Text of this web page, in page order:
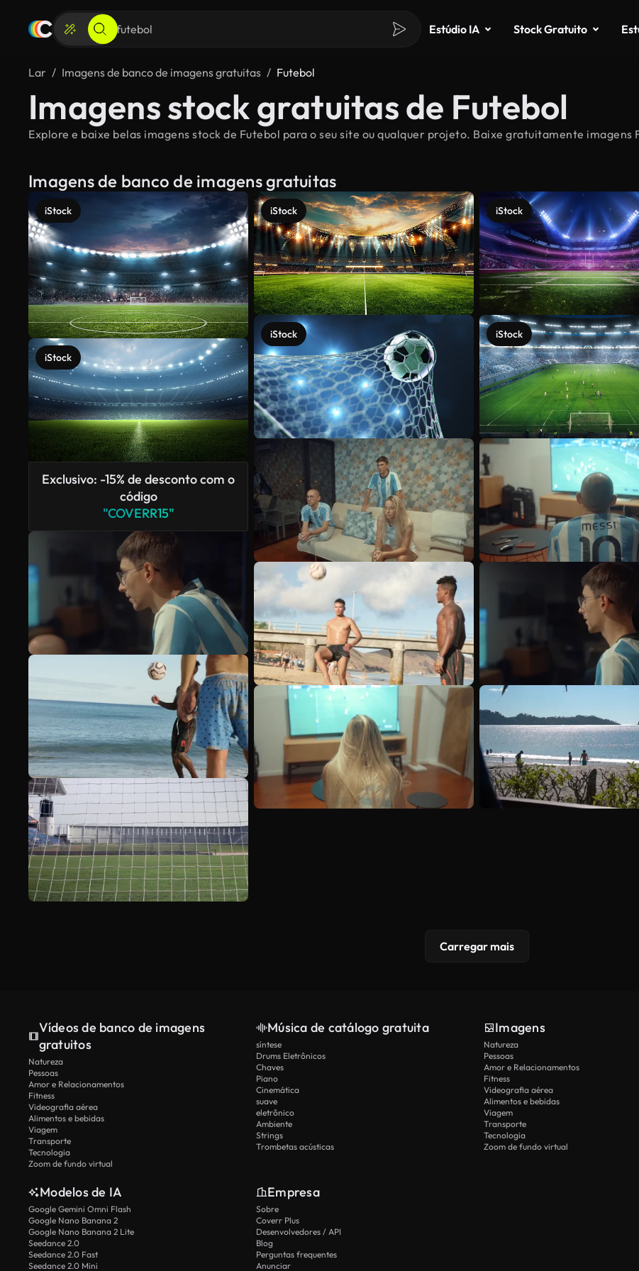
Estúdio IA Stock Gratuito
Lar Imagens de banco de imagens gratuitas Futebol
Imagens stock gratuitas de Futebol
Explore e baixe belas imagens stock de Futebol para o seu site ou qualquer projeto. Baixe gratuitamente
Imagens de banco de imagens gratuitas
iStock
iStock
Exclusivo: -15% de desconto com o
código
"COVERR15"
iStock
iStock
iStock
iStock
Carregar mais
Vídeos de banco de imagens
gratuitos
Natureza
Pessoas
Amor e Relacionamentos
Fitness
Videografia aérea
Alimentos e bebidas
Viagem
Transporte
Tecnologia
Zoom de fundo virtual
Música de catálogo gratuita
síntese
Drums Eletrônicos
Chaves
Piano
Cinemática
suave
eletrônico
Ambiente
Strings
Trombetas acústicas
Imagens
Natureza
Pessoas
Amor e Relacionamentos
Fitness
Videografia aérea
Alimentos e bebidas
Viagem
Transporte
Tecnologia
Zoom de fundo virtual
Modelos de IA
Google Gemini Omni Flash
Google Nano Banana 2
Google Nano Banana 2 Lite
Seedance 2.0
Seedance 2.0 Fast
Seedance 2.0 Mini
Empresa
Sobre
Coverr Plus
Desenvolvedores / API
Blog
Perguntas frequentes
Anunciar